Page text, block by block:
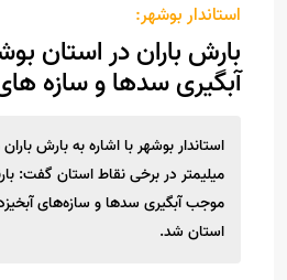
استاندار بوشهر:
بارش باران در استان
آبگیری سدها و سازه
موجب آبگیری سدها و سازه‌های
استان شد.